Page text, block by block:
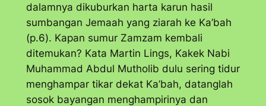
dalamnya dikuburkan harta karun hasil
sumbangan Jemaah yang ziarah ke Ka’bah
(p.6). Kapan sumur Zamzam kembali
ditemukan? Kata Martin Lings, Kakek Nabi
Muhammad Abdul Mutholib dulu sering tidur
menghampar tikar dekat Ka’bah, datanglah
sosok bayangan menghampirinya dan